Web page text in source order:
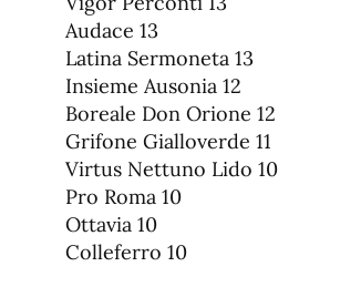
Audace 13
Latina Sermoneta 13
Insieme Ausonia 12
Boreale Don Orione 12
Grifone Gialloverde 11
Virtus Nettuno Lido 10
Pro Roma 10
Ottavia 10
Colleferro 10